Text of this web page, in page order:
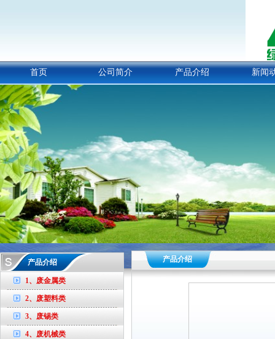
首页 公司简介 产品介绍 新闻
产品介绍
1、废金属类
2、废塑料类
3、废锡类
4、废机械类
产品介绍